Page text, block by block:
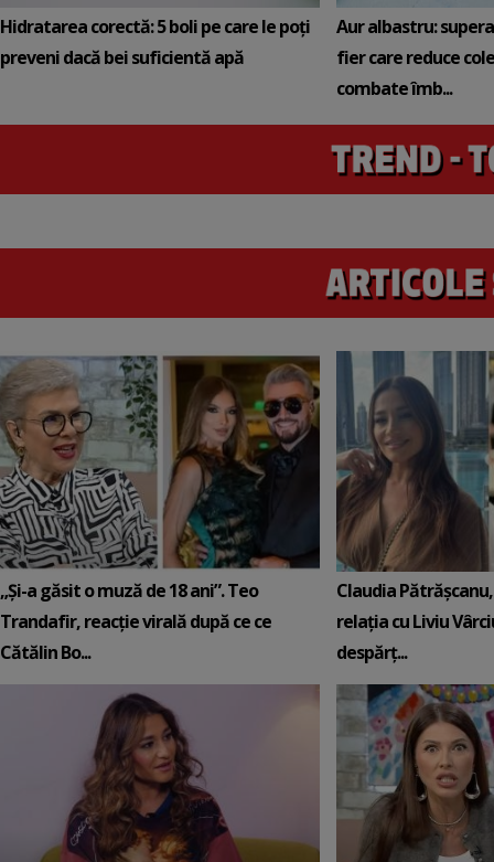
Hidratarea corectă: 5 boli pe care le poți
preveni dacă bei suficientă apă
Aur albastru:
fier care reduce
combate îmb...
„Și-a găsit o muză de 18 ani”. Teo
Trandafir, reacție virală după ce ce
Cătălin Bo...
Claudia
relația cu Liviu
despărț...